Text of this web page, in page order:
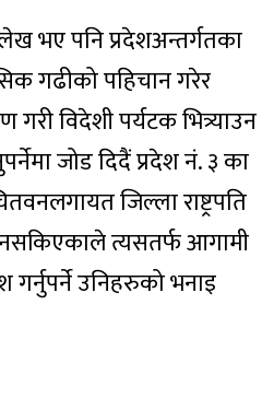
भए पनि प्रदेशअन्तर्गतका
गढीको पहिचान गरेर
गरी विदेशी पर्यटक भित्र्याउन
जोड दिदैं प्रदेश नं. ३ का
जिल्ला राष्ट्रपति
त्यसतर्फ आगामी
उनिहरुको भनाइ